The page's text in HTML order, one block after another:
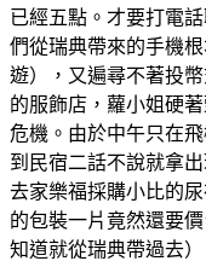
已經五點。才要打電
們從瑞典帶來的手機
遊），又遍尋不著投
的服飾店，蘿小姐硬
危機。由於中午只在
到民宿二話不說就拿
去家樂福採購小比的
的包裝一片竟然還要
知道就從瑞典帶過去）